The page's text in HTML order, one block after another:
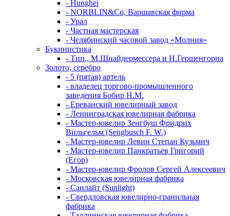
- Hunghei
- NORBLIN&Co, Варшавская фирма
- Урал
- Частная мастерская
- Челябинский часовой завод «Молния»
Букинистика
- Тип., М.Шнайдермессера и Н.Гершенгорна
Золото, серебро
- 5 (пятая) артель
- владелец торгово-промышленного
заведения Бобир Н.М.
- Ереванский ювелирный завод
- Ленинградская ювелирная фабрика
- Мастер-ювелир Зенгбуш Фридрих
Вильгельм (Sengbusch F. W.)
- Мастер-ювелир Левин Степан Кузьмич
- Мастер-ювелир Панкратьев Григорий
(Егор)
- Мастер-ювелир Фролов Сергей Алексеевич
- Московская ювелирная фабрика
- Санлайт (Sunlight)
- Свердловская ювелирно-гранильная
фабрика